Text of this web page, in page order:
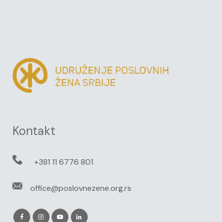
Kontakt
+381 11 6776 801
office@poslovnezene.org.rs